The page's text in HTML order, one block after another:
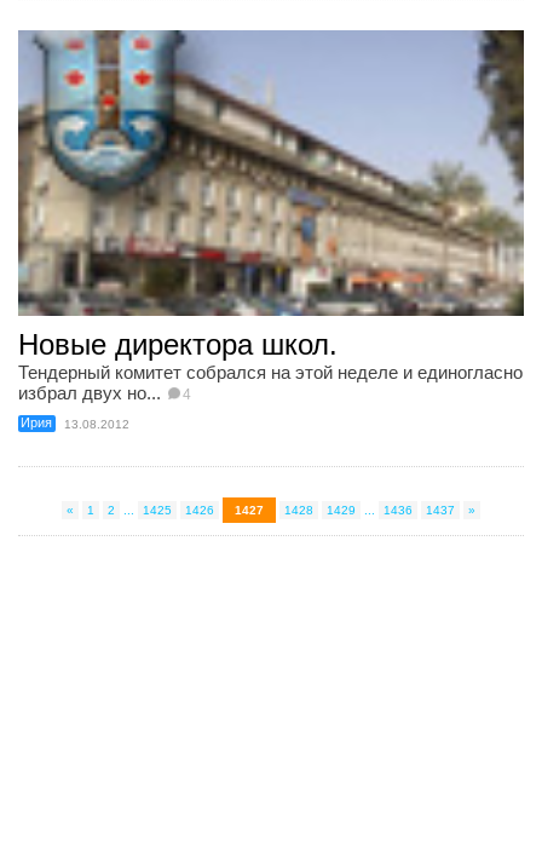
Новые директора школ.
Тендерный комитет собрался на этой неделе и единогласно
избрал двух но...
4
Ирия 13.08.2012
« 1 2 1425 1426 1427 1428 1429 1436 1437 »